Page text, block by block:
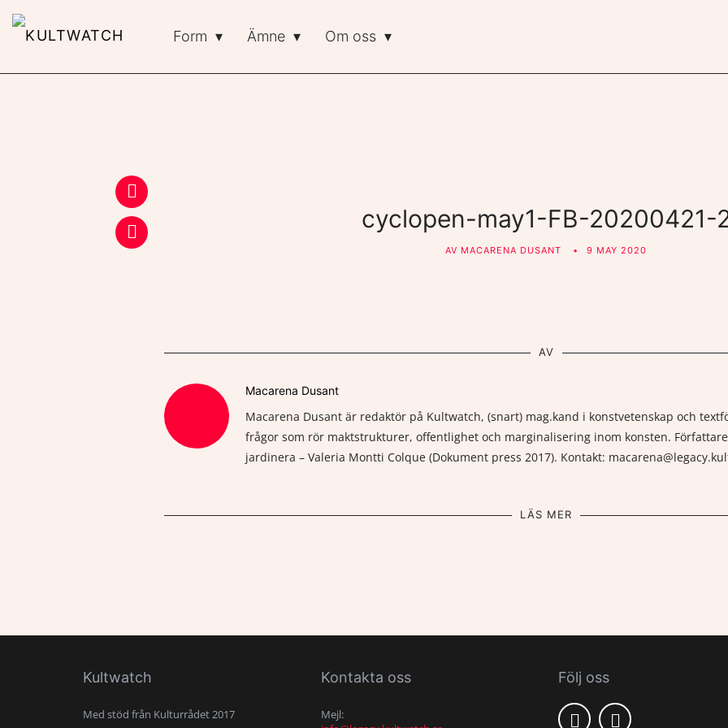
Form Ämne Om oss
cyclopen-may1-FB-20200421-
AV MACARENA DUSANT 9 MAY 2020
AV
Macarena Dusant
Macarena Dusant är redaktör på Kultwatch, (snart) mag.kand i konstvetenskap och
frågor som rör maktstrukturer, offentlighet och marginalisering inom konsten.
jardinera – Valeria Montti Colque (Dokument press 2017). Kontakt:
LÄS MER
Kultwatch
Med stöd från Kulturrådet 2017
Kontakta oss
Mejl:
Följ oss